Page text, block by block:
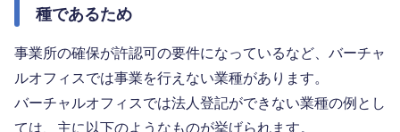
種であるため
事業所の確保が許認可の要件になっているなど、バーチャ
ルオフィスでは事業を行えない業種があります。
バーチャルオフィスでは法人登記ができない業種の例とし
ては、主に以下のようなものが挙げられます。